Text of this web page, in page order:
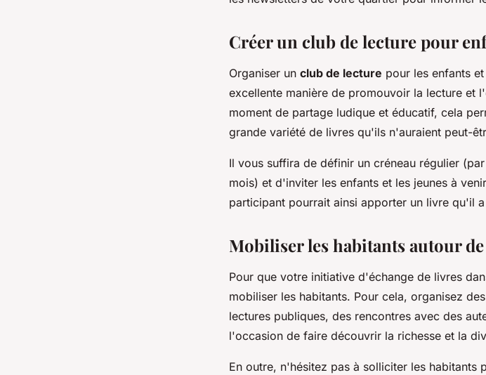
Créer un club de lecture pour
Organiser un club de lecture pour les enfants
excellente manière de promouvoir la lecture et
moment de partage ludique et éducatif, cela
grande variété de livres qu'ils n'auraient peut-
Il vous suffira de définir un créneau régulier
mois) et d'inviter les enfants et les jeunes à
participant pourrait ainsi apporter un livre qu'il
Mobiliser les habitants autour
Pour que votre initiative d'échange de livres
mobiliser les habitants. Pour cela, organisez
lectures publiques, des rencontres avec des
l'occasion de faire découvrir la richesse et la
En outre, n'hésitez pas à solliciter les habitants